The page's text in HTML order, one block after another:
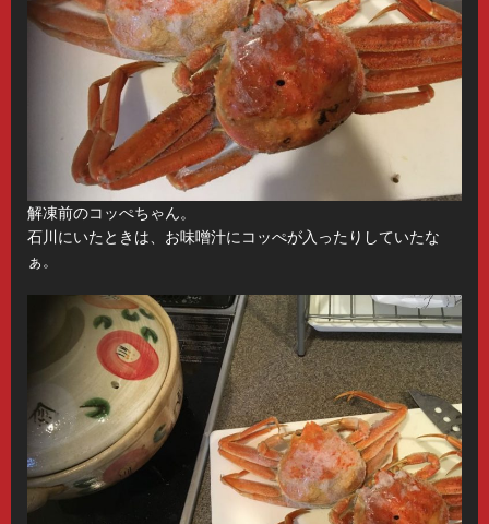
解凍前のコッぺちゃん。
石川にいたときは、お味噌汁にコッぺが入ったりしていたな
ぁ。